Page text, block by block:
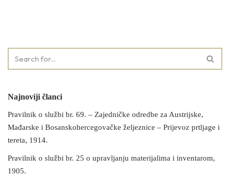
Najnoviji članci
Pravilnik o službi br. 69. – Zajedničke odredbe za Austrijske,
Mađarske i Bosanskohercegovačke željeznice – Prijevoz prtljage i
tereta, 1914.
Pravilnik o službi br. 25 o upravljanju materijalima i inventarom,
1905.